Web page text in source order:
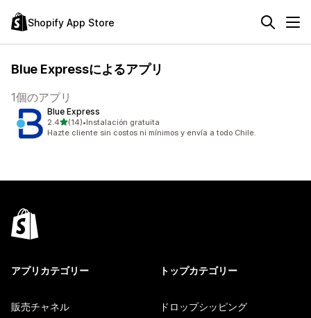
Shopify App Store
Blue Expressによるアプリ
1個のアプリ
Blue Express
2.45つ星中
(14)
合計レビュー数：14件
•Instalación gratuita
Hazte cliente sin costos ni mínimos y envía a todo Chile.
アプリカテゴリー
販売チャネル
トップカテゴリー
ドロップシッピング